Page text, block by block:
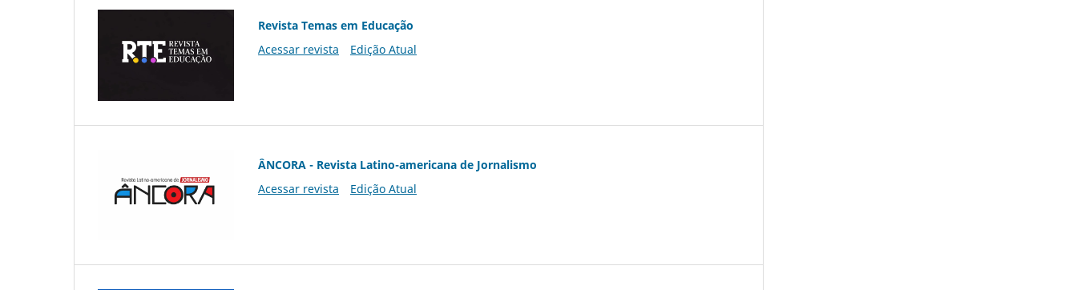
Revista Temas em Educação
Acessar revista
Edição Atual
ÂNCORA - Revista Latino-americana de Jornalismo
Acessar revista
Edição Atual